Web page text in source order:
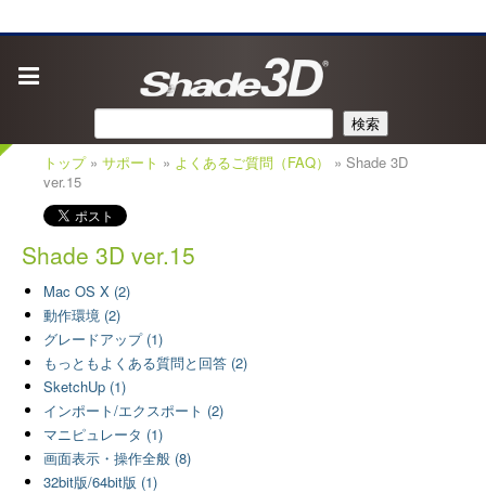
検索
トップ» サポート » よくあるご質問（FAQ）
» Shade 3D
ver.15
Shade 3D ver.15
Mac OS X (2)
動作環境 (2)
グレードアップ (1)
もっともよくある質問と回答 (2)
SketchUp (1)
インポート/エクスポート (2)
マニピュレータ (1)
画面表示・操作全般 (8)
32bit版/64bit版 (1)